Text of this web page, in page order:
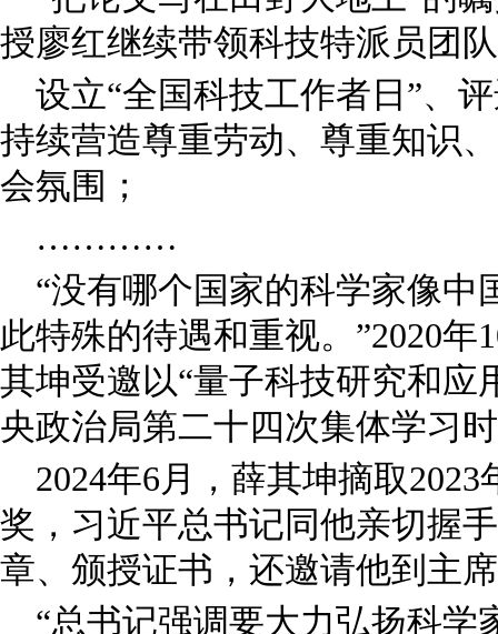
授廖红继续带领科技特派员团
设立“全国科技工作者日”、
持续营造尊重劳动、尊重知识
会氛围；
…………
“没有哪个国家的科学家像中
此特殊的待遇和重视。”2020
其坤受邀以“量子科技研究和应
央政治局第二十四次集体学习
2024年6月，薛其坤摘取
奖，习近平总书记同他亲切握
章、颁授证书，还邀请他到主
“总书记强调要大力弘扬科学